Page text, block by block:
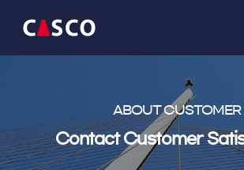
ABOUT CUSTOMER
Contact Customer